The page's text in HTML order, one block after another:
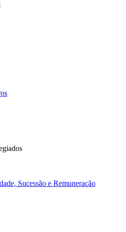
Sucessão e Remuneração